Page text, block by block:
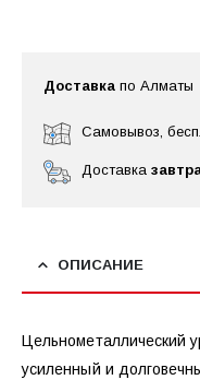
Доставка по Алматы
Самовывоз,
Доставка
ОПИСАНИЕ
Цельнометаллический
усиленный и